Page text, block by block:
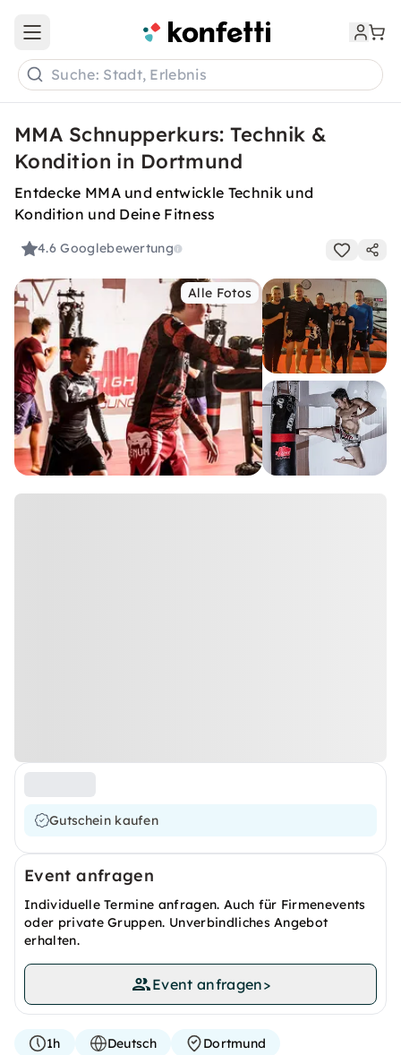
Open main menu
Suche: Stadt, Erlebnis
MMA Schnupperkurs: Technik &
Kondition in Dortmund
Entdecke MMA und entwickle Technik und
Kondition und Deine Fitness
4.6Googlebewertung
Alle Fotos
Gutschein kaufen
Event anfragen
Individuelle Termine anfragen. Auch für Firmenevents
oder private Gruppen. Unverbindliches Angebot
erhalten.
Event anfragen>
1h Deutsch Dortmund